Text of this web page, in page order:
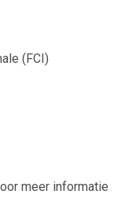
(FCI)
meer informatie